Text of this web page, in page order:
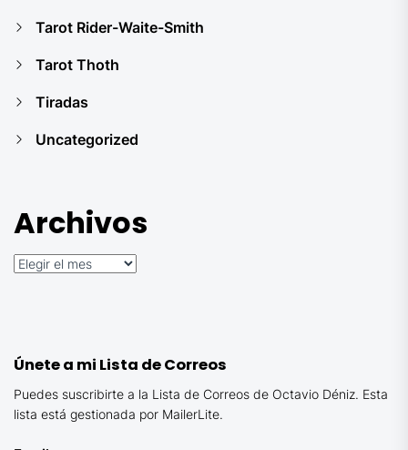
Tarot Rider-Waite-Smith
Tarot Thoth
Tiradas
Uncategorized
Archivos
Archivos
Únete a mi Lista de Correos
Puedes suscribirte a la Lista de Correos de Octavio Déniz. Esta
lista está gestionada por MailerLite.